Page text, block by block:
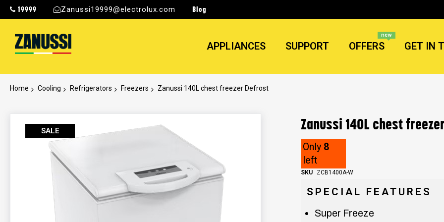
19999 Zanussi19999@electrolux.com Blog
APPLIANCES SUPPORT OFFERS
new
GET IN
Home Cooling Refrigerators Freezers Zanussi 140L chest freezer Defrost
SALE Zanussi 140L chest
Only 8
left
SKU ZCB1400A-W
SPECIAL FEATURES
Super Freeze